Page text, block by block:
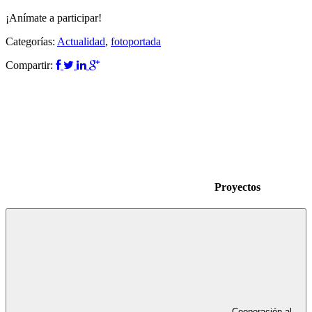
¡Anímate a participar!
Categorías: Actualidad, fotoportada
Compartir:
Proyectos